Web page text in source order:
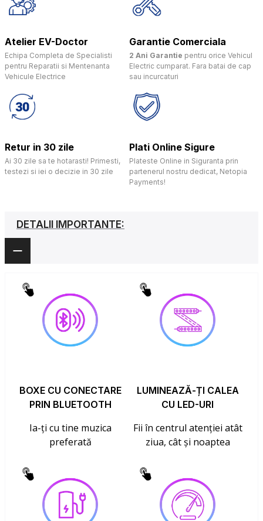
Atelier EV-Doctor
Echipa Completa de Specialisti
pentru Reparatii si Mentenanta
Vehicule Electrice
Garantie Comerciala
2 Ani Garantie pentru orice Vehicul
Electric cumparat. Fara batai de cap
sau incurcaturi
Retur in 30 zile
Ai 30 zile sa te hotarasti! Primesti,
testezi si iei o decizie in 30 zile
Plati Online Sigure
Plateste Online in Siguranta prin
partenerul nostru dedicat, Netopia
Payments!
DETALII IMPORTANTE:
BOXE CU CONECTARE
PRIN BLUETOOTH
Ia-ți cu tine muzica
preferată
LUMINEAZĂ-ȚI CALEA
CU LED-URI
Fii în centrul atenției atât
ziua, cât și noaptea